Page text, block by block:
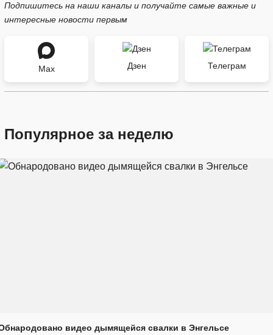
Подпишитесь на наши каналы и получайте самые важные и
интересные новости первым
Max Дзен Телеграм
Популярное за неделю
видео дымящейся свалки в Энгельсе